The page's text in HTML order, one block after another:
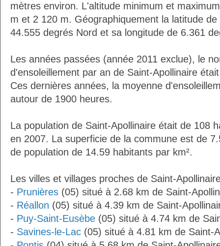
mètres environ. L'altitude minimum et
m et 2 120 m. Géographiquement la latitude
44.555 degrés Nord et sa longitude de 6.361
Les années passées (année 2011 exclue), le
d'ensoleillement par an de Saint-Apollinaire
Ces dernières années, la moyenne
autour de 1900 heures.
La population de Saint-Apollinaire était de 108
en 2007. La superficie de la commune est de
de population de 14.59 habitants par km².
Les villes et villages proches de Saint-
- Prunières (05) situé à 2.68 km de Saint-
- Réallon (05) situé à 4.39 km de Saint-
- Puy-Saint-Eusèbe (05) situé à 4.74 km de
- Savines-le-Lac (05) situé à 4.81 km de Saint-